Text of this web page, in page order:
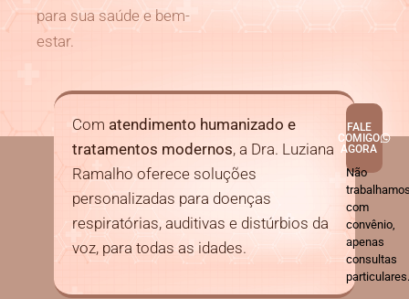
para sua saúde e bem-
estar.
Com atendimento humanizado e
tratamentos modernos, a Dra. Luziana
Ramalho oferece soluções
personalizadas para doenças
respiratórias, auditivas e distúrbios da
voz, para todas as idades.
FALE
COMIGO
AGORA
Não
com
convênio,
apenas
consultas
particulares.